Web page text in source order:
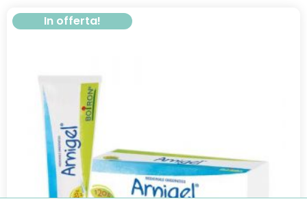
In offerta!